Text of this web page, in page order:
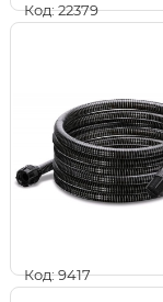
Код: 22379
Код: 9417